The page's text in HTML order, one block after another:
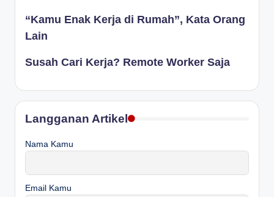
“Kamu Enak Kerja di Rumah”, Kata Orang
Lain
Susah Cari Kerja? Remote Worker Saja
Langganan Artikel
Nama Kamu
Email Kamu